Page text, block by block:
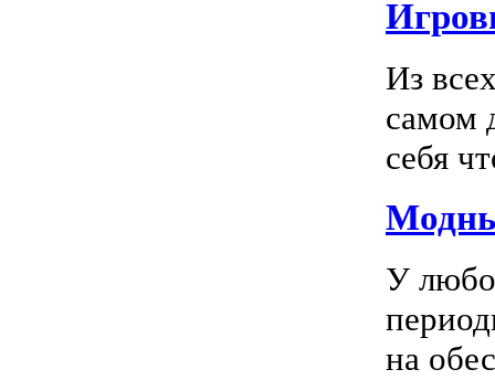
Из
самом
себя
У
на